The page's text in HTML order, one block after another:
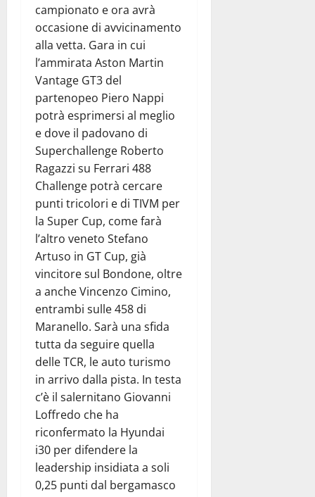
campionato e ora avrà
occasione di avvicinamento
alla vetta. Gara in cui
l’ammirata Aston Martin
Vantage GT3 del
partenopeo Piero Nappi
potrà esprimersi al meglio
e dove il padovano di
Superchallenge Roberto
Ragazzi su Ferrari 488
Challenge potrà cercare
punti tricolori e di TIVM per
la Super Cup, come farà
l’altro veneto Stefano
Artuso in GT Cup, già
vincitore sul Bondone, oltre
a anche Vincenzo Cimino,
entrambi sulle 458 di
Maranello. Sarà una sfida
tutta da seguire quella
delle TCR, le auto turismo
in arrivo dalla pista. In testa
c’è il salernitano Giovanni
Loffredo che ha
riconfermato la Hyundai
i30 per difendere la
leadership insidiata a soli
0,25 punti dal bergamasco